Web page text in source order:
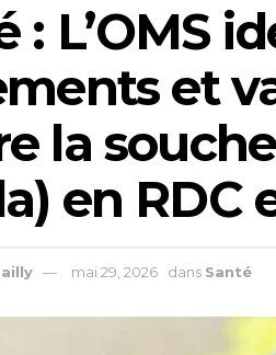
: L’OMS
et
la
en RDC
mai 29, 2026 dans Santé